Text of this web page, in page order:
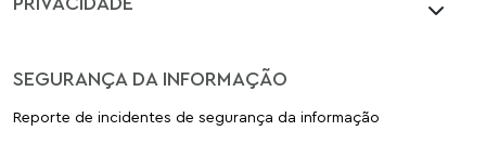
SEGURANÇA DA INFORMAÇÃO
Reporte de incidentes de segurança da informação